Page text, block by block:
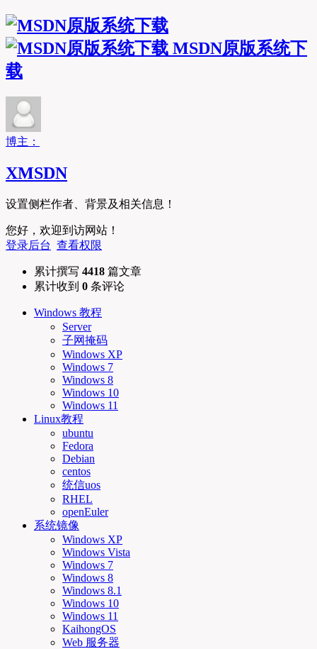
MSDN原版系统下
载
博主：
XMSDN
设置侧栏作者、背景及相关信息！
您好，欢迎到访网站！
登录后台 查看权限
累计撰写 4418 篇文章
累计收到 0 条评论
Windows 教程
Server
子网掩码
Windows XP
Windows 7
Windows 8
Windows 10
Windows 11
Linux教程
ubuntu
Fedora
Debian
centos
统信uos
RHEL
openEuler
系统镜像
Windows XP
Windows Vista
Windows 7
Windows 8
Windows 8.1
Windows 10
Windows 11
KaihongOS
Web 服务器